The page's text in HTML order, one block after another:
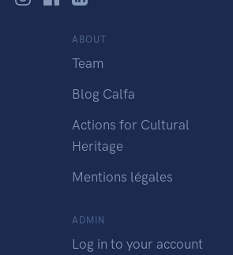
ABOUT
Team
Blog Calfa
Actions for Cultural
Heritage
Mentions légales
ADMIN
Log in to your account